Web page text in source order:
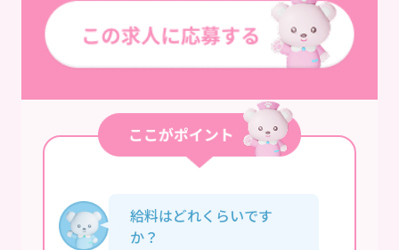
給料はどれくらいです
か？